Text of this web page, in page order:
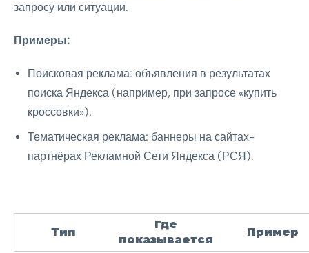
запросу или ситуации.
Примеры:
Поисковая реклама: объявления в результатах
поиска Яндекса (например, при запросе «купить
кроссовки»).
Тематическая реклама: баннеры на сайтах-
партнёрах Рекламной Сети Яндекса (РСЯ).
Тип
Где
показывается
Пример